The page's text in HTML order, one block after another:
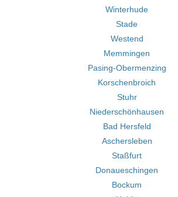
Winterhude
Stade
Westend
Memmingen
Pasing-Obermenzing
Korschenbroich
Stuhr
Niederschönhausen
Bad Hersfeld
Aschersleben
Staßfurt
Donaueschingen
Bockum